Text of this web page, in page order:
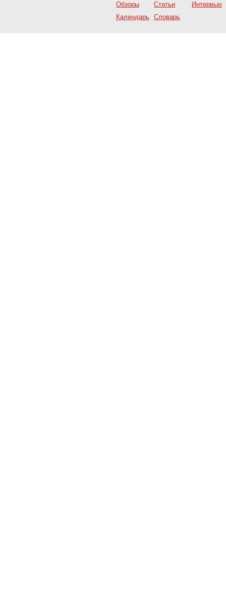
Обзоры
Статьи
Интервью
Календарь Словарь